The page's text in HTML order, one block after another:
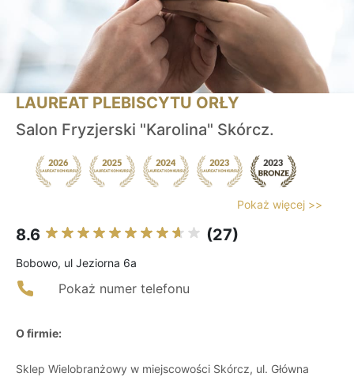
LAUREAT PLEBISCYTU ORŁY
Salon Fryzjerski "Karolina" Skórcz.
Pokaż więcej >>
8.6 (27)
Bobowo, ul Jeziorna 6a
Pokaż numer telefonu
O firmie:
Sklep Wielobranżowy w miejscowości Skórcz, ul. Główna